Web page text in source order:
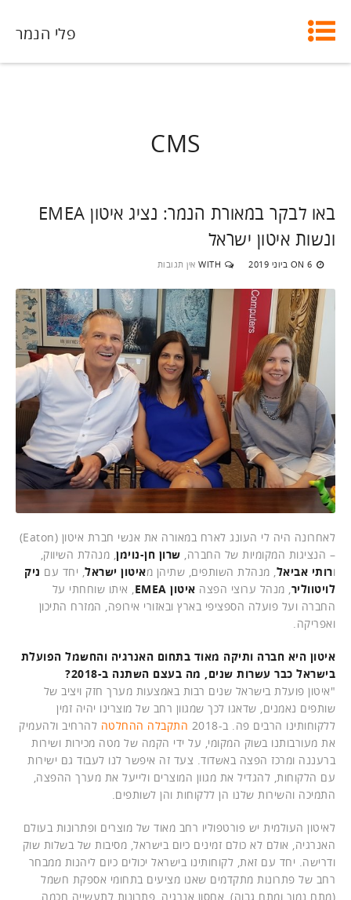
פלי הנמר
CMS
באו לבקר במאורת הנמר: נציג איטון EMEA
ונשות איטון ישראל
ON 6 ביוני 2019 WITH אין תגובות
לאחרונה היה לי העונג לארח במאורה את אנשי חברת איטון (Eaton)
– הנציגות המקומיות של החברה, שרון חן-נוימן , מנהלת השיווק,
ורותי אביאל , מנהלת השותפים, שתיהן מאיטון ישראל , יחד עם ניק
לויטווליר , מנהל ערוצי הפצה איטון EMEA
, איתו שוחחתי על
החברה ועל פועלה הספציפי בארץ ובאזורי אירופה, המזרח התיכון
ואפריקה.
איטון היא חברה ותיקה מאוד בתחום האנרגיה והחשמל הפועלת
בישראל כבר עשרות שנים, מה בעצם השתנה ב-2018?
"איטון פועלת בישראל שנים רבות באמצעות מערך חזק ויציב של
שותפים נאמנים, שדאגו לכך שמגוון רחב של מוצרינו יהיה זמין
ללקוחותינו הרבים פה. ב-2018
התקבלה ההחלטה להרחיב ולהעמיק
את מעורבותנו בשוק המקומי, על ידי הקמה של מטה מכירות ושירות
ברעננה ומרכז הפצה באשדוד. צעד זה איפשר לנו לעבוד גם ישירות
עם הלקוחות, להגדיל את מגוון המוצרים ולייעל את מערך ההפצה,
התמיכה והשירות שלנו הן ללקוחות והן לשותפים.
לאיטון העולמית יש פורטפוליו רחב מאוד של מוצרים ופתרונות בעולם
האנרגיה, אולם לא כולם זמינים כיום בישראל, מסיבות של בשלות שוק
ודרישה. יחד עם זאת, לקוחותינו בישראל יכולים כיום ליהנות ממבחר
רחב של פתרונות מתקדמים שאנו מציעים בתחומי אספקת חשמל
(מתח נמוך ומתח גבוה), אחסון אנרגיה, פתרונות לתעשייה חכמה,